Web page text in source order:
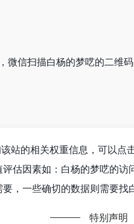
信扫描白杨的梦呓的二维码
站的相关权重信息，可以点
估因素如：白杨的梦呓的
，一些确切的数据则需要
特别声明